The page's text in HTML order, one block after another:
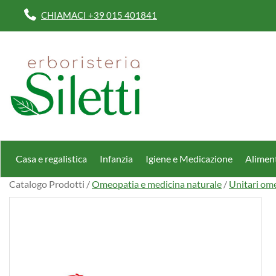
contenuto
CHIAMACI +39 015 401841
Erboristeria
Dott.Ssa
Siletti
Renata
Casa e regalistica Infanzia Igiene e Medicazione
Catalogo Prodotti /Omeopatia e medicina naturale / Unitari